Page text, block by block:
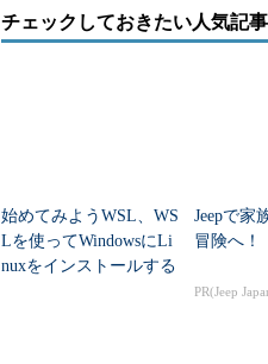
チェックしておきたい人気記事
始めてみようWSL、WS
Lを使ってWindowsにLi
nuxをインストールする
Jeepで家
冒険へ！
PR(Jeep